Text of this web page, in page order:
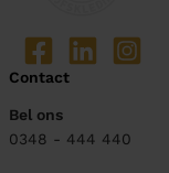
Contact
Bel ons
0348 - 444 440